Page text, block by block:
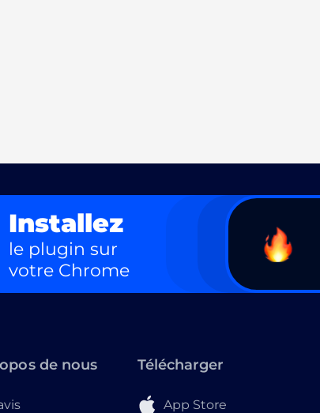
Installez
le plugin sur
votre Chrome
de nous Télécharger
App Store